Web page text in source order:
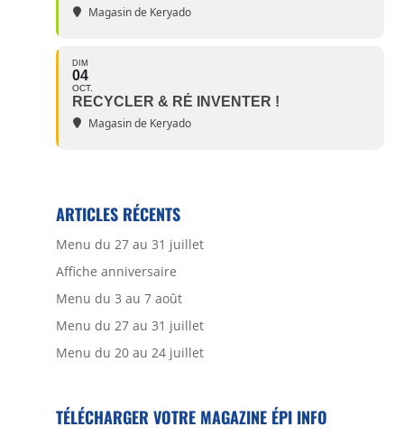
Magasin de Keryado
DIM
04
OCT.
RECYCLER & RÉ INVENTER !
Magasin de Keryado
ARTICLES RÉCENTS
Menu du 27 au 31 juillet
Affiche anniversaire
Menu du 3 au 7 août
Menu du 27 au 31 juillet
Menu du 20 au 24 juillet
TÉLÉCHARGER VOTRE MAGAZINE ÉPI INFO